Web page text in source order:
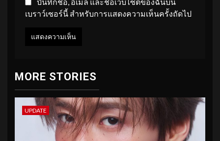
เบราว์เซอร์นี้ สำหรับการแสดงความเห็นครั้งถัดไป
MORE STORIES
UPDATE